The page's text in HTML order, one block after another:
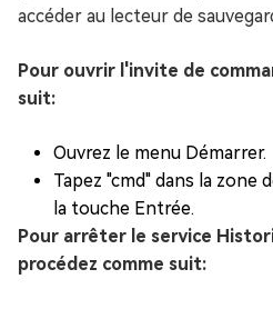
accéder au lecteur de
Pour ouvrir l'invite de
suit:
Ouvrez le menu Démarrer.
Tapez "cmd" dans la zone
la touche Entrée.
Pour arrêter le service
procédez comme suit: